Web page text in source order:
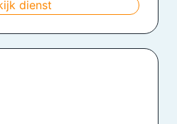
dienst